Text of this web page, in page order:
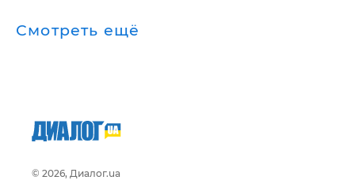
Смотреть ещё
© 2026, Диалог.ua